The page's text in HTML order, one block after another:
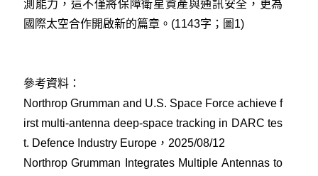
測能力，這不僅將保障衛星資產與通訊安全，更為
國際太空合作開啟新的篇章。(1143字；圖1)
參考資料：
Northrop Grumman and U.S. Space Force achieve f
irst multi-antenna deep-space tracking in DARC tes
t. Defence Industry Europe，2025/08/12
Northrop Grumman Integrates Multiple Antennas to